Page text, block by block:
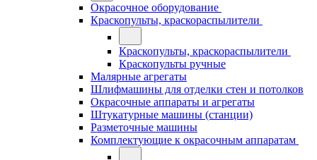
Окрасочное оборудование
Краскопульты, краскораспылители
Краскопульты, краскораспылители
Краскопульты ручные
Малярные агрегаты
Шлифмашины для отделки стен и потолков
Окрасочные аппараты и агрегаты
Штукатурные машины (станции)
Разметочные машины
Комплектующие к окрасочным аппаратам